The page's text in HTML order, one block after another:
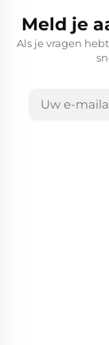
Meld je
Als je vragen